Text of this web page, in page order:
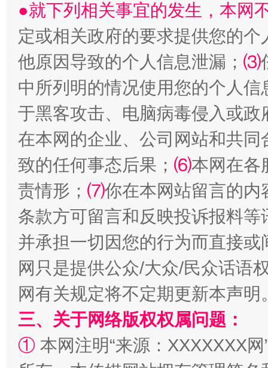
揭批美国五大"原罪" "炒
解纷+调解+退费，一次搞定
站台名比不上好声名
●就下列相关事宜的发生，本网
定或相关政府的要求提供您的个
他原因导致的个人信息泄漏； ⑶
中所列明的情况使用您的个人
于黑客攻击、电脑病毒侵入或
在本网的企业、公司网站和共
致的任何事态后果； ⑹本网在各
责情形； ⑺你在本网站留言的内
条款方可留言和反映投诉报料
并承担一切因您的行为而直接
网只是提供公众/大众/民众话语
网有关规定将不定期更新本声明
三、关于网络版权权属问题：
① 本网注明“来源：XXXXXXX